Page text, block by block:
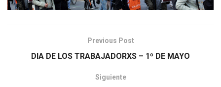
Previous Post
DIA DE LOS TRABAJADORXS – 1º DE MAYO
Siguiente